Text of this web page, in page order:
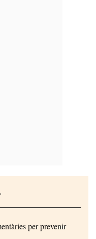
per prevenir